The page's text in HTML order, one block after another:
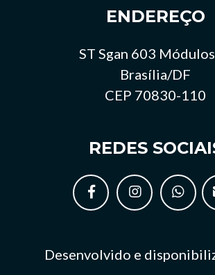
ENDEREÇO
ST Sgan 603
Brasília/DF
CEP 70830-110
REDES
Desenvolvido e